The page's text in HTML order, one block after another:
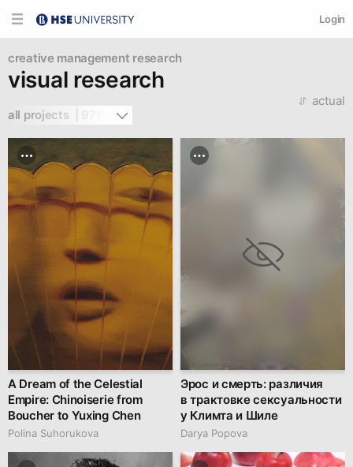
Login
creative management research
visual research
all projects  | 9713
actual
A Dream of the Celestial
Empire: Chinoiserie from
Boucher to Yuxing Chen
Polina Suhorukova
Эрос и смерть: различия
в трактовке сексуальности
у Климта и Шиле
Darya Popova